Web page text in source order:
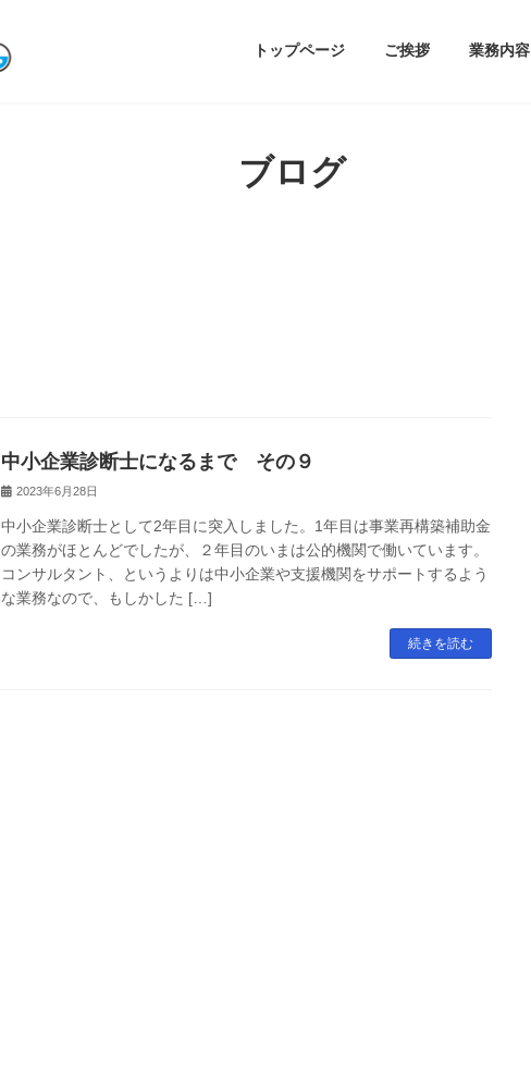
トップページ ご挨拶 業務内容
ブログ
中小企業診断士になるまで その９
2023年6月28日
中小企業診断士として2年目に突入しました。1年目は事業再構築補助金
の業務がほとんどでしたが、２年目のいまは公的機関で働いています。
コンサルタント、というよりは中小企業や支援機関をサポートするよう
な業務なので、もしかした […]
続きを読む